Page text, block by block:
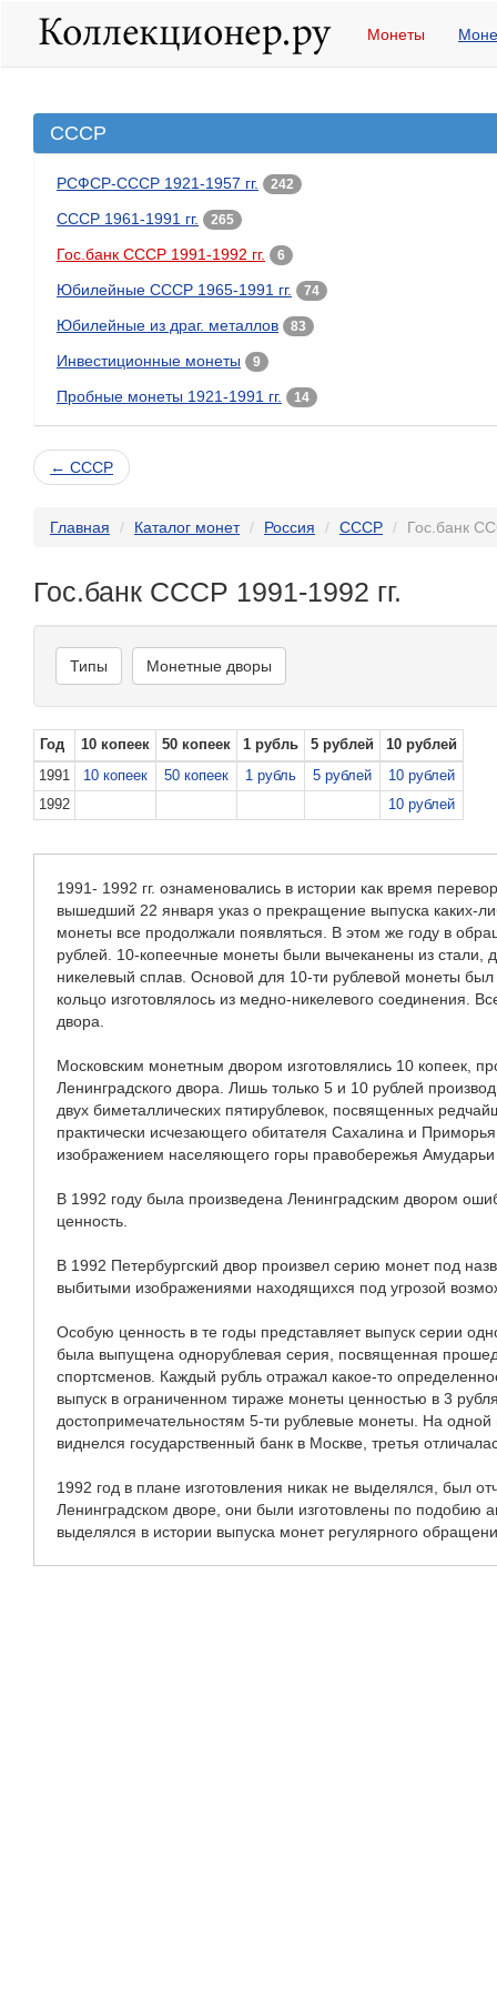
Монеты
СССР
РСФСР-СССР 1921-1957 гг. 242
СССР 1961-1991 гг. 265
Гос.банк СССР 1991-1992 гг. 6
Юбилейные СССР 1965-1991 гг. 74
Юбилейные из драг. металлов 83
Инвестиционные монеты 9
Пробные монеты 1921-1991 гг. 14
← СССР
Главная Каталог монет Россия СССР Гос.банк
Гос.банк СССР 1991-1992 гг.
Типы Монетные дворы
Год 10 копеек 50 копеек 1 рубль 5 рублей
10 рублей
1991
10 копеек 50 копеек 1 рубль 5 рублей
10 рублей
1992
10 рублей
1991- 1992 гг. ознаменовались в истории как время
вышедший 22 января указ о прекращение выпуска
монеты все продолжали появляться. В этом же году в
рублей. 10-копеечные монеты были вычеканены из
никелевый сплав. Основой для 10-ти рублевой монеты
кольцо изготовлялось из медно-никелевого соединения.
двора.
Московским монетным двором изготовлялись 10 копеек,
Ленинградского двора. Лишь только 5 и 10 рублей
двух биметаллических пятирублевок, посвященных
практически исчезающего обитателя Сахалина и
изображением населяющего горы правобережья Амударьи
В 1992 году была произведена Ленинградским двором
ценность.
В 1992 Петербургский двор произвел серию монет под
выбитыми изображениями находящихся под угрозой
Особую ценность в те годы представляет выпуск серии
была выпущена однорублевая серия, посвященная
спортсменов. Каждый рубль отражал какое-то
выпуск в ограниченном тираже монеты ценностью в 3
достопримечательностям 5-ти рублевые монеты. На
виднелся государственный банк в Москве, третья
1992 год в плане изготовления никак не выделялся, был
Ленинградском дворе, они были изготовлены по подобию
выделялся в истории выпуска монет регулярного